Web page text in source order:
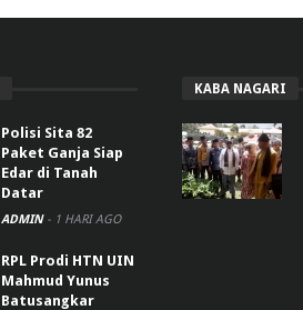
Polisi Sita 82
Paket Ganja Siap
Edar di Tanah
Datar
ADMIN - 1 HARI AGO
RPL Prodi HTN UIN
Mahmud Yunus
Batusangkar
KABA NAGARI